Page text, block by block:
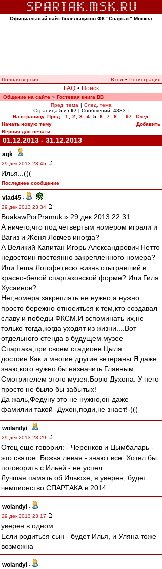
Официальный сайт болельщиков ФК "Спартак" Москва
Полная версия Вход • Регистрация
FAQ • Поиск
Общение на сайте » Гостевая книга ВВ
Пред. тема | След. тема
Страница 5 из 97 [ Сообщений: 4833 ]
На страницу Пред. 1 2 3 4 5, 6 7 8 97
След.
Начать новую тему
Добавить
Версия для печати
01.12.2013 - 31.12.2013
agk -
29 дек 2013 23:45
Илья...(((
Последнее сообщение
vlad45 -
29 дек 2013 23:34
BuakawPorPramuk » 29 дек 2013 22:31
А ничего,что под четвертым номером играли и
Вагиз и Женя Ловчев иногда?
А Великий Капитан Игорь Александрович Нетто
недостоин постоянно закрепленного номера?
Или Геша Логофет,всю жизнь отыгравший в
красно-белой спартаковской форме? Или Гиля
Хусаинов?
Нет,номера закреплять не нужно,а нужно
просто бережно относиться к тем,кто создавал
славу и победы ФКСМ.И вспоминать их,не
только тогда,когда уходят из жизни....Вот
отдельного стенда в будущем музее
Спартака,при своем стадионе Цыля
достоин.Как и многие другие ветераны.Я даже
знаю,кого нужно бы назначить Главным
Смотрителем этого музея.Борю Духона. У него
просто не было бы забытых!
Да жаль,Федуну это не нужно,он даже
фамилии такой -Духон,поди,не знает!-(((
wolandyi -
29 дек 2013 23:29
Отец еще говорил: - Черенков и Цымбаларь -
это святое. Божья левая - знают все. Хотел бы
поговорить с Ильей - не успел...
Лучшая память об Ильюхе, я уверен, будет
чемпионство СПАРТАКА в 2014.
wolandyi -
29 дек 2013 23:17
уверен в одном:
Если родиться сын - будет Илья, и Уляна тоже
возможна
wolandyi -